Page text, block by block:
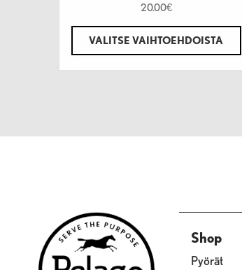
20.00€
VALITSE VAIHTOEHDOISTA
Shop
Pyörät